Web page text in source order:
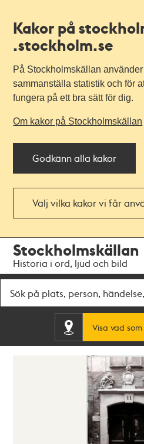
Kakor på
.stockholm.se
På Stockholmskällan
sammanställa statistik och för
fungera på ett bra sätt för dig.
Om kakor på Stockholmskällan
Godkänn alla kakor
Välj vilka kakor vi får
navigationen
huvudinnehållet
Stockholmskällan
Historia i ord, ljud och bild
Visa vad